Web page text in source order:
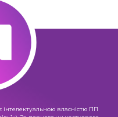
інтелектуальною власністю ПП